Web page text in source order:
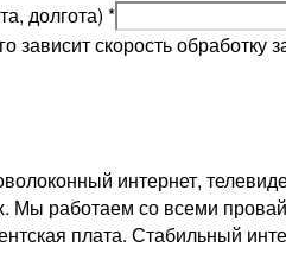
долгота) *
зависит скорость обработку
интернет,
работаем со всеми
плата. Стабильный